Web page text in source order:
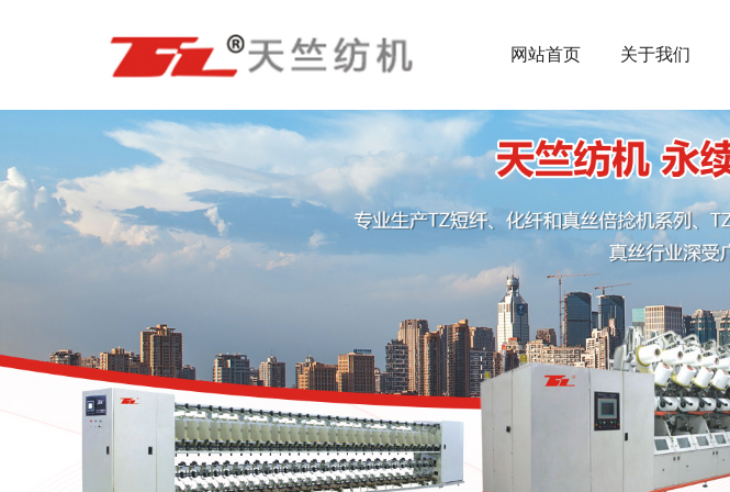
网站首页 关于我们